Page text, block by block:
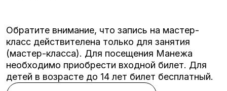
Обратите внимание, что запись на мастер-
класс действителена только для занятия
(мастер-класса). Для посещения Манежа
необходимо приобрести входной билет. Для
детей в возрасте до 14 лет билет бесплатный.